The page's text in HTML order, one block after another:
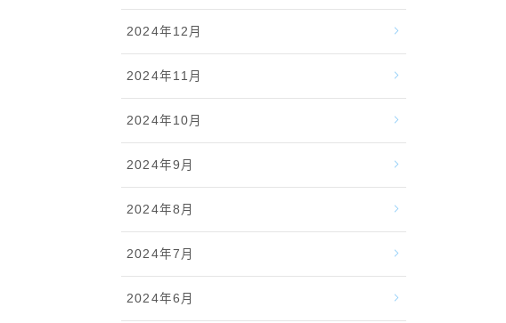
2024年12月
2024年11月
2024年10月
2024年9月
2024年8月
2024年7月
2024年6月